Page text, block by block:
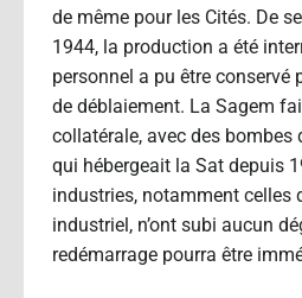
de même pour les Cités. De
1944, la production a été
personnel a pu être conservé
de déblaiement. La Sagem
collatérale, avec des bombes
qui hébergeait la Sat depuis
industries, notamment celles
industriel, n’ont subi aucun
redémarrage pourra être